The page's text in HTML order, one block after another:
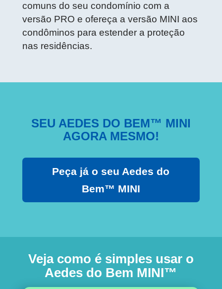
comuns do seu condomínio com a
versão PRO e ofereça a versão MINI aos
condôminos para estender a proteção
nas residências.
SEU AEDES DO BEM™ MINI
AGORA MESMO!
Peça já o seu Aedes do
Bem™ MINI
Veja como é simples usar o
Aedes do Bem MINI™